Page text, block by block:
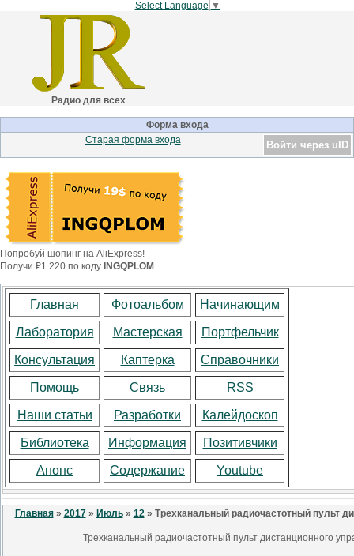
Select Language ▼
Радио для всех
Форма входа
Войти через uID
Старая форма входа
Попробуй шопинг на AliExpress!
Получи ₽1 220 по коду INGQPLOM
Главная Фотоальбом Начинающим
Лаборатория Мастерская Портфельчик
Консультация Каптерка Справочники
Помощь Связь RSS
Наши статьи Разработки Калейдоскоп
Библиотека Информация Позитивчики
Анонс Содержание Youtube
Главная» 2017 » Июль » 12» Трехканальный радиочастотный пульт
Трехканальный радиочастотный пульт дистанционного